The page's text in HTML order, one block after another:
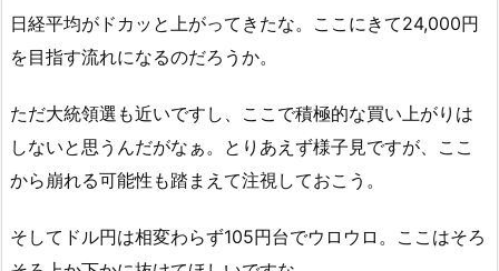
日経平均がドカッと上がってきたな。ここにきて24,000円
を目指す流れになるのだろうか。
ただ大統領選も近いですし、ここで積極的な買い上がりは
しないと思うんだがなぁ。とりあえず様子見ですが、ここ
から崩れる可能性も踏まえて注視しておこう。
そしてドル円は相変わらず105円台でウロウロ。ここはそろ